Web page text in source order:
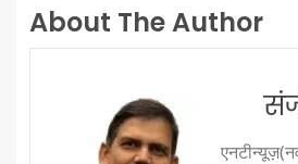
About The Author